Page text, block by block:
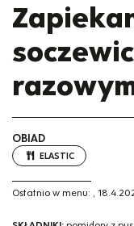
OBIAD
ELASTIC
Ostatnio w menu: ,